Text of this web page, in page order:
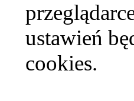
ustawień
cookies.